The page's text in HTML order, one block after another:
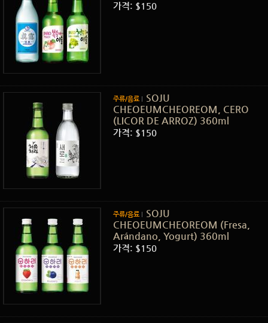
가격: $150
주류/음료
SOJU
CHEOEUMCHEOREOM, CERO
(LICOR DE ARROZ) 360ml
가격: $150
주류/음료
SOJU
CHEOEUMCHEOREOM (Fresa,
Arándano, Yogurt) 360ml
가격: $150